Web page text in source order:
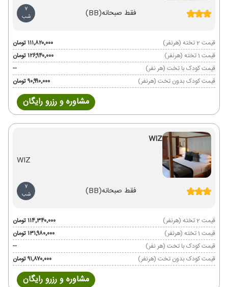
فقط صبحانه(BB)
7
شب
قیمت 2 تخته (هرنفر)
۱۱۱٬۸۲۰٬۰۰۰ تومان
قیمت 1 تخته (هرنفر)
۱۲۶٬۹۴۰٬۰۰۰ تومان
قیمت کودک با تخت (هر نفر)
--
قیمت کودک بدون تخت (هرنفر)
۹۰٬۹۹۰٬۰۰۰ تومان
مشاوره و رزرو رایگان
WIZ
WIZ
فقط صبحانه(BB)
7
شب
قیمت 2 تخته (هرنفر)
۱۱۴٬۳۴۰٬۰۰۰ تومان
قیمت 1 تخته (هرنفر)
۱۳۱٬۹۸۰٬۰۰۰ تومان
قیمت کودک با تخت (هر نفر)
--
قیمت کودک بدون تخت (هرنفر)
۹۱٬۸۷۰٬۰۰۰ تومان
مشاوره و رزرو رایگان